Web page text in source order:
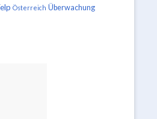
Österreich Überwachung